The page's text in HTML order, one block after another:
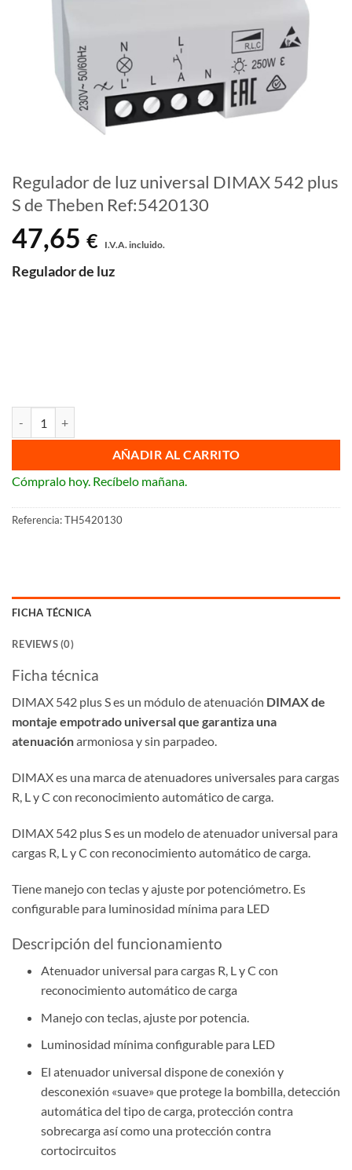
Regulador de luz universal DIMAX 542 plus
S de Theben Ref:5420130
47,65 € I.V.A. incluido.
Regulador de luz
AÑADIR AL CARRITO
Cómpralo hoy. Recíbelo mañana.
Referencia:TH5420130
FICHA TÉCNICA
REVIEWS (0)
Ficha técnica
DIMAX 542 plus S es un módulo de atenuación DIMAX de
montaje empotrado universal que garantiza una
atenuaciónarmoniosa y sin parpadeo.
DIMAX es una marca de atenuadores universales para cargas
R, L y C con reconocimiento automático de carga.
DIMAX 542 plus S es un modelo de atenuador universal para
cargas R, L y C con reconocimiento automático de carga.
Tiene manejo con teclas y ajuste por potenciómetro. Es
configurable para luminosidad mínima para LED
Descripción del funcionamiento
Atenuador universal para cargas R, L y C con
reconocimiento automático de carga
Manejo con teclas, ajuste por potencia.
Luminosidad mínima configurable para LED
El atenuador universal dispone de conexión y
desconexión «suave» que protege la bombilla, detección
automática del tipo de carga, protección contra
sobrecarga así como una protección contra
cortocircuitos